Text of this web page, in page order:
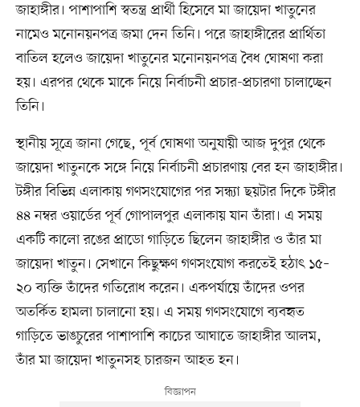
জাহাঙ্গীর। পাশাপাশি স্বতন্ত্র প্রার্থী হিসেবে মা জায়েদা খাতুনের
নামেও মনোনয়নপত্র জমা দেন তিনি। পরে জাহাঙ্গীরের প্রার্থিতা
বাতিল হলেও জায়েদা খাতুনের মনোনয়নপত্র বৈধ ঘোষণা করা
হয়। এরপর থেকে মাকে নিয়ে নির্বাচনী প্রচার-প্রচারণা চালাচ্ছেন
তিনি।
স্থানীয় সূত্রে জানা গেছে, পূর্ব ঘোষণা অনুযায়ী আজ দুপুর থেকে
জায়েদা খাতুনকে সঙ্গে নিয়ে নির্বাচনী প্রচারণায় বের হন জাহাঙ্গীর।
টঙ্গীর বিভিন্ন এলাকায় গণসংযোগের পর সন্ধ্যা ছয়টার দিকে টঙ্গীর
৪৪ নম্বর ওয়ার্ডের পূর্ব গোপালপুর এলাকায় যান তাঁরা। এ সময়
একটি কালো রঙের প্রাডো গাড়িতে ছিলেন জাহাঙ্গীর ও তাঁর মা
জায়েদা খাতুন। সেখানে কিছুক্ষণ গণসংযোগ করতেই হঠাৎ ১৫–
২০ ব্যক্তি তাঁদের গতিরোধ করেন। একপর্যায়ে তাঁদের ওপর
অতর্কিত হামলা চালানো হয়। এ সময় গণসংযোগে ব্যবহৃত
গাড়িতে ভাঙচুরের পাশাপাশি কাচের আঘাতে জাহাঙ্গীর আলম,
তাঁর মা জায়েদা খাতুনসহ চারজন আহত হন।